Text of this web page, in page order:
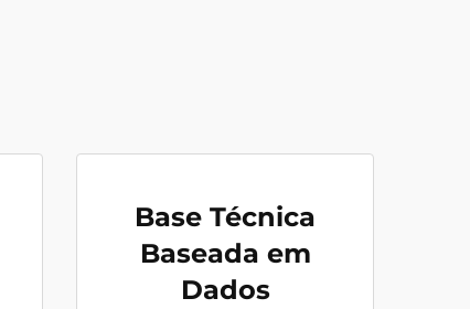
Base Técnica
Baseada em
Dados